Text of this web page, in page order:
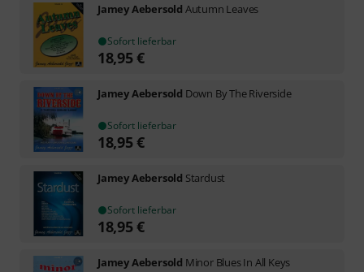
Jamey Aebersold Autumn Leaves
Sofort lieferbar
18,95€
Jamey Aebersold Down By The Riverside
Sofort lieferbar
18,95€
Jamey Aebersold Stardust
Sofort lieferbar
18,95€
Jamey Aebersold Minor Blues In All Keys